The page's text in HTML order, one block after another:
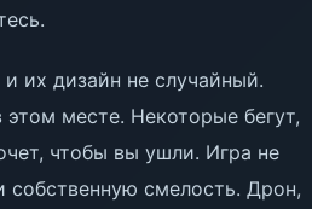
их дизайн не случайный.
месте. Некоторые бегут,
чтобы вы ушли. Игра не
смелость. Дрон,